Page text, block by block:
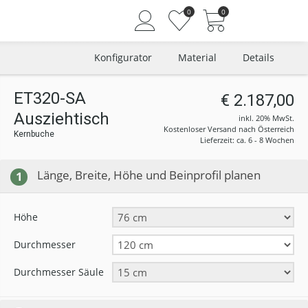
Angemeldet bleiben
0 0
Konfigurator Material Details
ET320-SA
Ausziehtisch
Kernbuche
€ 2.187,00
inkl. 20% MwSt.
Kostenloser Versand nach Österreich
Lieferzeit: ca. 6 - 8 Wochen
1 Länge, Breite, Höhe und Beinprofil planen
Höhe
Durchmesser
Durchmesser Säule